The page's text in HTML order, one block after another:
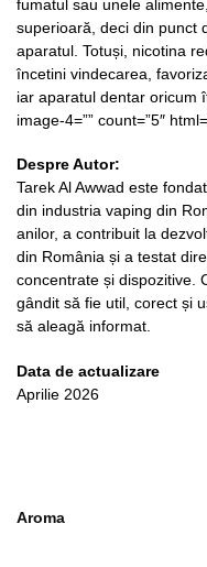
fumatul sau unele
superioară, deci din punct
aparatul. Totuși, nicotina
încetini vindecarea,
iar aparatul dentar oricum
image-4=”” count=”5″
Despre Autor:
Tarek Al Awwad este
din industria vaping din
anilor, a contribuit la
din România și a testat
concentrate și dispozitive.
gândit să fie util, corect și
să aleagă informat.
Data de actualizare
Aprilie 2026
Aroma